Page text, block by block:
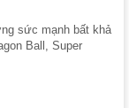
sức mạnh bất khả
Ball, Super